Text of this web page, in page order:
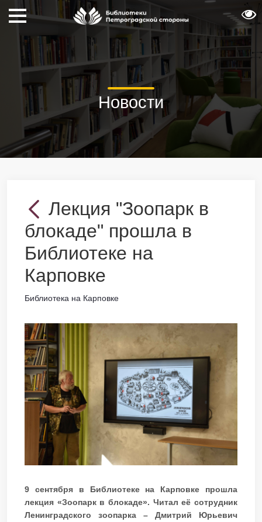
Новости
Лекция "Зоопарк в
блокаде" прошла в
Библиотеке на
Карповке
Библиотека на Карповке
9 сентября в Библиотеке на Карповке прошла
лекция «Зоопарк в блокаде». Читал её сотрудник
Ленинградского зоопарка – Дмитрий Юрьевич